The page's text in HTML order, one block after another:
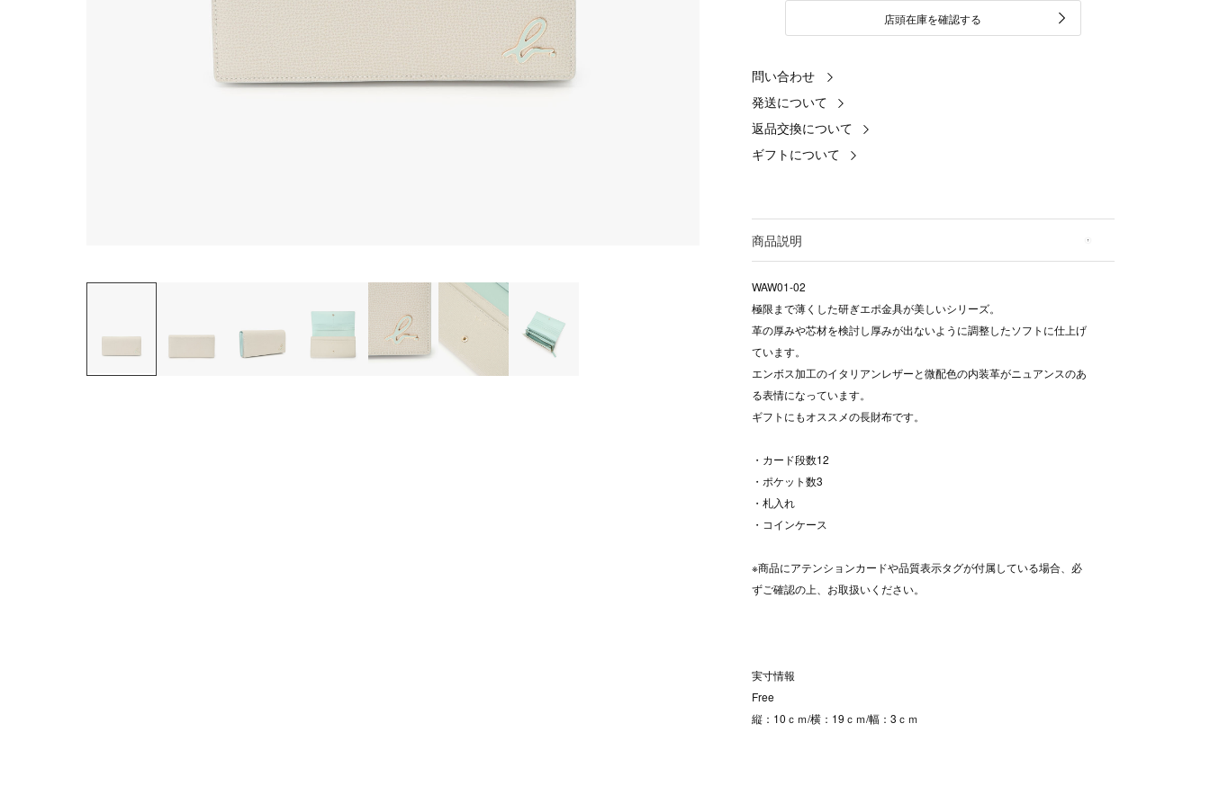
店頭在庫を確認する
問い合わせ
発送について
返品交換について
ギフトについて
商品説明
WAW01-02
極限まで薄くした研ぎエポ金具が美しいシリーズ。
革の厚みや芯材を検討し厚みが出ないように調整したソフトに仕上げ
ています。
エンボス加工のイタリアンレザーと微配色の内装革がニュアンスのあ
る表情になっています。
ギフトにもオススメの長財布です。
・カード段数12
・ポケット数3
・札入れ
・コインケース
※商品にアテンションカードや品質表示タグが付属している場合、必
ずご確認の上、お取扱いください。
実寸情報
Free
縦：10ｃｍ/横：19ｃｍ/幅：3ｃｍ